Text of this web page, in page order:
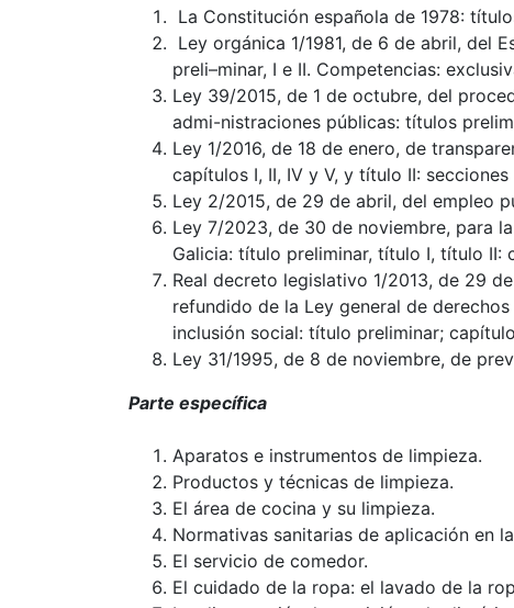
La Constitución española de 1978:
Ley orgánica 1/1981, de 6 de abril, del
preli–minar, I e II. Competencias:
Ley 39/2015, de 1 de octubre, del
admi-nistraciones públicas: títulos
Ley 1/2016, de 18 de enero, de
capítulos I, II, IV y V, y título II:
Ley 2/2015, de 29 de abril, del empleo
Ley 7/2023, de 30 de noviembre, para
Galicia: título preliminar, título I, título II:
Real decreto legislativo 1/2013, de 29
refundido de la Ley general de
inclusión social: título preliminar;
Ley 31/1995, de 8 de noviembre, de
Parte específica
Aparatos e instrumentos de limpieza.
Productos y técnicas de limpieza.
El área de cocina y su limpieza.
Normativas sanitarias de aplicación en
El servicio de comedor.
El cuidado de la ropa: el lavado de la